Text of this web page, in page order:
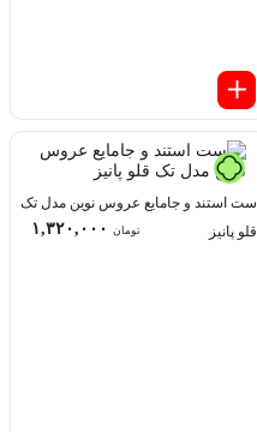
ست استند و جامایع عروس نوین مدل تک
قلو پانیز
تومان